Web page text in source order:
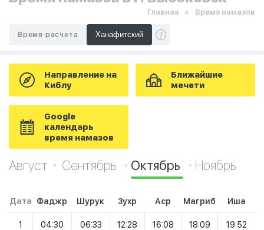
Главная Время намазов
Время расчета
Направление на
Киблу
Ближайшие
мечети
Google
календарь
время намазов
Август Сентябрь Октябрь Ноябрь
Дата Фаджр Шурук Зухр Аср Магриб Иша
1 04:30 06:33 12:28 16:08 18:09 19:52